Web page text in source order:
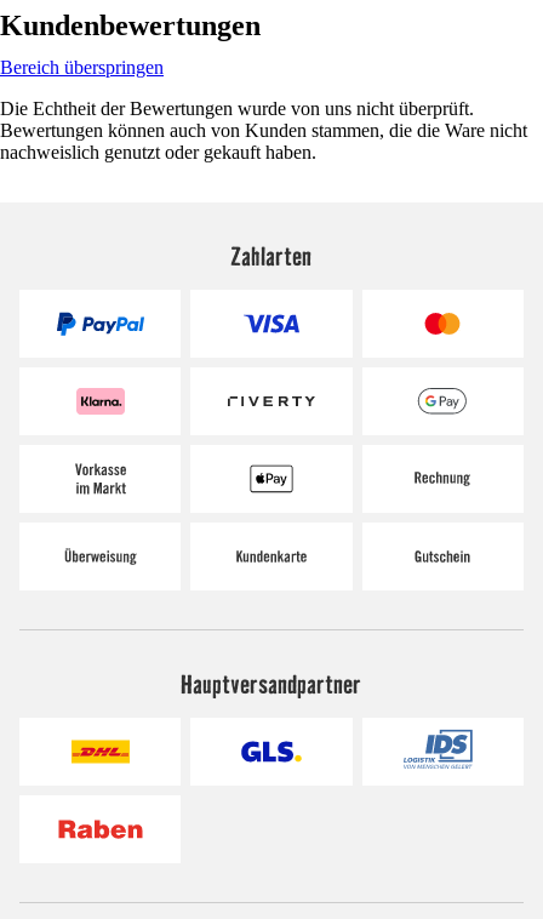
Kundenbewertungen
Bereich überspringen
Die Echtheit der Bewertungen wurde von uns nicht überprüft.
Bewertungen können auch von Kunden stammen, die die Ware nicht
nachweislich genutzt oder gekauft haben.
Zahlarten
Hauptversandpartner